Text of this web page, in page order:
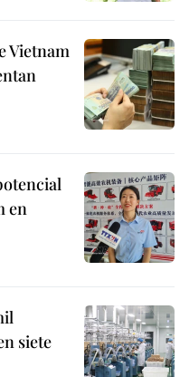
Vietnam
en
siete